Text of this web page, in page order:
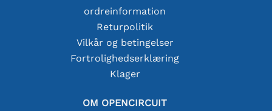
ordreinformation
Returpolitik
Vilkår og betingelser
Fortrolighedserklæring
Klager
OM OPENCIRCUIT